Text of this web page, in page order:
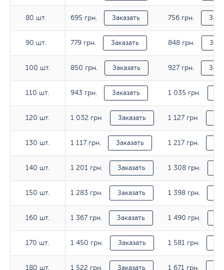
80 шт.
90 шт.
100 шт.
110 шт.
120 шт.
130 шт.
140 шт.
150 шт.
160 шт.
170 шт.
180 шт.
80 шт. 695 грн. Заказать 756 грн.
90 шт. 779 грн. Заказать 848 грн.
100 шт. 850 грн. Заказать 927 грн.
110 шт. 943 грн. Заказать 1 035 грн.
120 шт. 1 032 грн. Заказать 1 127 грн.
130 шт. 1 117 грн. Заказать 1 217 грн.
140 шт. 1 201 грн. Заказать 1 308 грн.
150 шт. 1 283 грн. Заказать 1 398 грн.
160 шт. 1 367 грн. Заказать 1 490 грн.
170 шт. 1 450 грн. Заказать 1 581 грн.
180 шт. 1 522 грн. Заказать 1 671 грн.